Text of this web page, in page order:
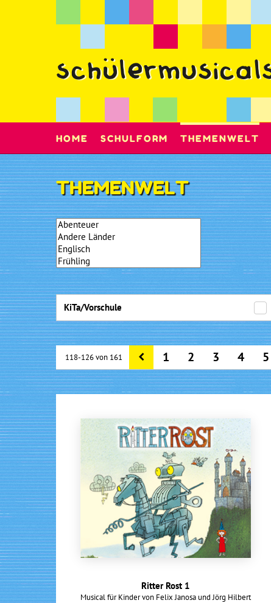
HOME SCHULFORM THEMENWELT
THEMENWELT
KiTa/Vorschule
118-126 von 161 1 2 3 4 5
Ritter Rost 1
Musical für Kinder von Felix Janosa und Jörg Hilbert